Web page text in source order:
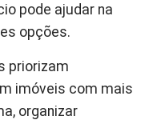
pode ajudar na
opções.
priorizam
imóveis com mais
organizar